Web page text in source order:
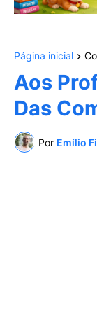
Página inicial
Aos
Das
Por Emílio